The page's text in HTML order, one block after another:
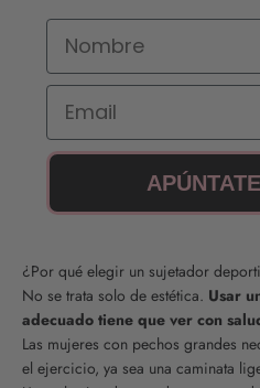
Nombre
Email
¿Por qué elegir un sujetador
No se trata solo de estética. Usar
adecuado tiene que ver con
Las mujeres con pechos grandes
el ejercicio, ya sea una caminata